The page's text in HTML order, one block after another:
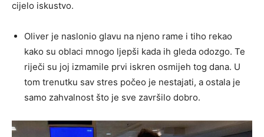
cijelo iskustvo.
Oliver je naslonio glavu na njeno rame i tiho rekao
kako su oblaci mnogo ljepši kada ih gleda odozgo. Te
riječi su joj izmamile prvi iskren osmijeh tog dana. U
tom trenutku sav stres počeo je nestajati, a ostala je
samo zahvalnost što je sve završilo dobro.